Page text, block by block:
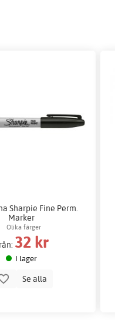
Sharpie Fine Perm.
Marker
Olika färger
32 kr
I lager
Se alla